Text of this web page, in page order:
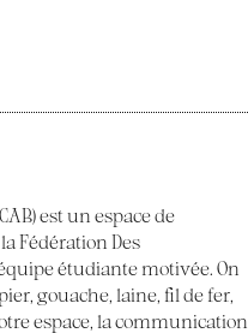
est un espace de
Fédération Des
étudiante motivée. On
gouache, laine, fil de fer,
espace, la communication